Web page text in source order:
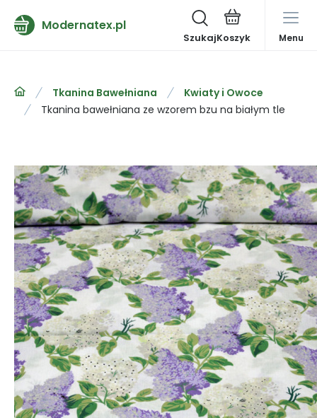
Modernatex.pl
Szukaj Menu
Tkanina Bawełniana
Kwiaty i Owoce
Tkanina bawełniana ze wzorem bzu na białym tle